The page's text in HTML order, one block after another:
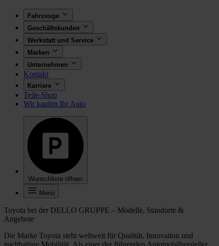
Fahrzeuge
Geschäftskunden
Werkstatt und Service
Marken
Unternehmen
Kontakt
Karriere
Teile-Shop
Wir kaufen Ihr Auto
Wunschliste öffnen
Menü
Toyota bei der DELLO GRUPPE – Modelle, Standorte &
Angebote
Die Marke Toyota steht weltweit für Qualität, Innovation und
nachhaltige Mobilität. Als einer der führenden Automobilhersteller